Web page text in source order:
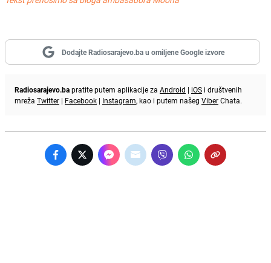
Dodajte Radiosarajevo.ba u omiljene Google izvore
Radiosarajevo.bapratite putem aplikacije za Android | iOS i društvenih
mreža Twitter | Facebook | Instagram, kao i putem našeg ViberChata.